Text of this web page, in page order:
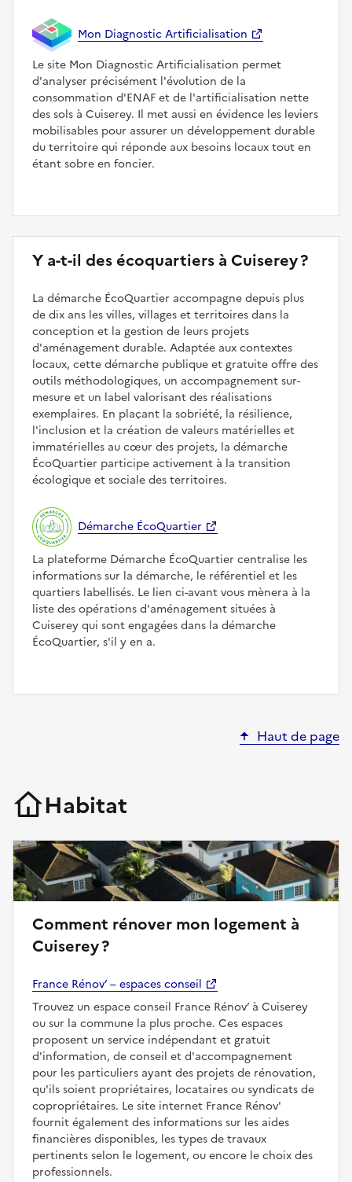
Mon Diagnostic Artificialisation
Le site Mon Diagnostic Artificialisation permet
d'analyser précisément l'évolution de la
consommation d'ENAF et de l'artificialisation nette
des sols à Cuiserey. Il met aussi en évidence les leviers
mobilisables pour assurer un développement durable
du territoire qui réponde aux besoins locaux tout en
étant sobre en foncier.
Y a-t-il des écoquartiers à Cuiserey ?
La démarche ÉcoQuartier accompagne depuis plus
de dix ans les villes, villages et territoires dans la
conception et la gestion de leurs projets
d'aménagement durable. Adaptée aux contextes
locaux, cette démarche publique et gratuite offre des
outils méthodologiques, un accompagnement sur-
mesure et un label valorisant des réalisations
exemplaires. En plaçant la sobriété, la résilience,
l'inclusion et la création de valeurs matérielles et
immatérielles au cœur des projets, la démarche
ÉcoQuartier participe activement à la transition
écologique et sociale des territoires.
Démarche ÉcoQuartier
La plateforme Démarche ÉcoQuartier centralise les
informations sur la démarche, le référentiel et les
quartiers labellisés. Le lien ci-avant vous mènera à la
liste des opérations d'aménagement situées à
Cuiserey qui sont engagées dans la démarche
ÉcoQuartier, s'il y en a.
Haut de page
Habitat
Comment rénover mon logement à
Cuiserey ?
France Rénov’ – espaces conseil
Trouvez un espace conseil France Rénov’ à Cuiserey
ou sur la commune la plus proche. Ces espaces
proposent un service indépendant et gratuit
d'information, de conseil et d'accompagnement
pour les particuliers ayant des projets de rénovation,
qu'ils soient propriétaires, locataires ou syndicats de
copropriétaires. Le site internet France Rénov'
fournit également des informations sur les aides
financières disponibles, les types de travaux
pertinents selon le logement, ou encore le choix des
professionnels.